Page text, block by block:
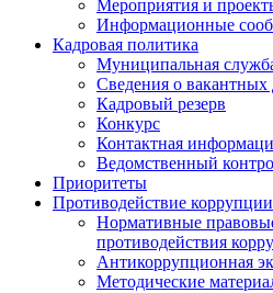
Мероприятия и
Информационные
Кадровая политика
Муниципальная
Сведения о вакантных
Кадровый резерв
Конкурс
Контактная
Ведомственный
Приоритеты
Противодействие коррупции
Нормативные
противодействия
Антикоррупционная
Методические